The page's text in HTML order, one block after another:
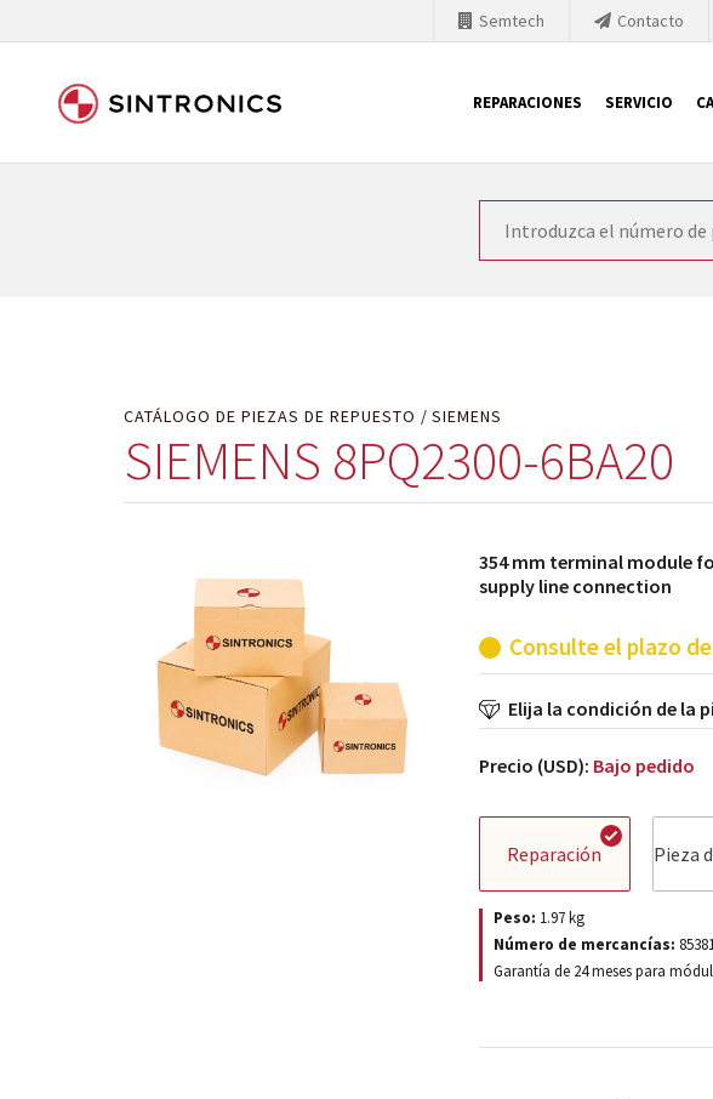
Contacto
Semtech
REPARACIONES SERVICIO
Nuestra colaboración con SIEMENS
de módulos descontinuados por módulos del propio almacén.
CATÁLOGO DE PIEZAS DE REPUESTO SIEMENS
SIEMENS 8PQ2300-6BA20
354 mm terminal module
supply line connection
Consulte el plazo
Elija la condición de la
Precio (USD): Bajo pedido
Reparación Pieza
Peso: 1.97kg
Número de mercancías:
Garantía de 24 meses para